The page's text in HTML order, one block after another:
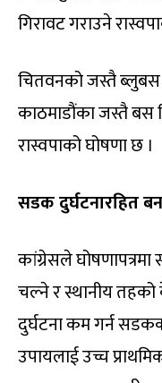
गिरावट गराउने
चितवनको जस्तै ब्लुबस
काठमाडौंका जस्तै बस
रास्वपाको घोषणा छ ।
सडक दुर्घटनारहित
कांग्रेसले घोषणापत्रमा
चल्ने र स्थानीय
दुर्घटना कम गर्न
उपायलाई उच्च